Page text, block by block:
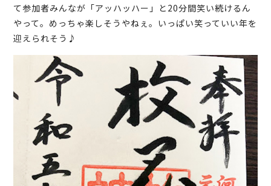
て参加者みんなが「アッハッハー」と20分間笑い続けるん
やって。めっちゃ楽しそうやねぇ。いっぱい笑っていい年を
迎えられそう♪